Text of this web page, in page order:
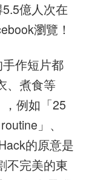
億人次在
瀏覽！
手作短片都
、煮食等
例如「25
」、
的原意是
不完美的東